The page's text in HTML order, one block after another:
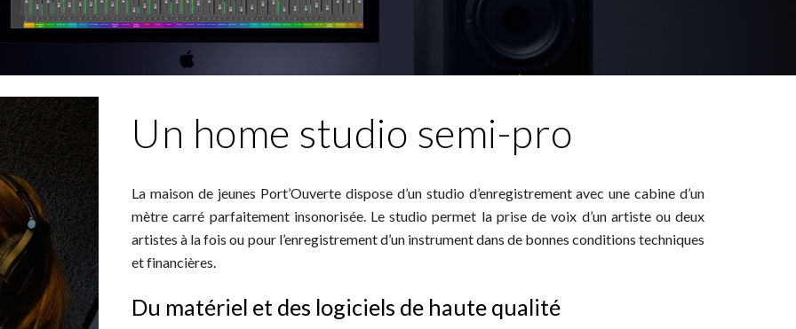
Un home studio semi-pro
La maison de jeunes Port’Ouverte dispose d’un studio d’enregistrement avec une cabine d’un
mètre carré parfaitement insonorisée. Le studio permet la prise de voix d’un artiste ou deux
artistes à la fois ou pour l’enregistrement d’un instrument dans de bonnes conditions techniques
et financières.
Du matériel et des logiciels de haute qualité